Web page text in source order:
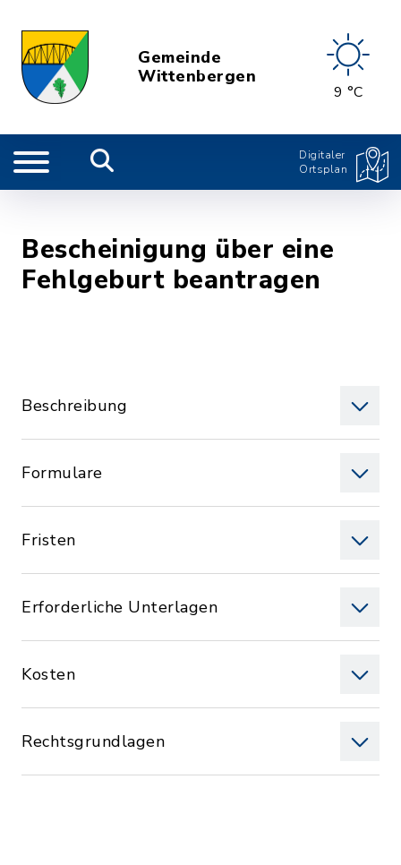
Gemeinde
Wittenbergen
9 °C
Digitaler
Ortsplan
Bescheinigung über eine
Fehlgeburt beantragen
Beschreibung
Formulare
Fristen
Erforderliche Unterlagen
Kosten
Rechtsgrundlagen